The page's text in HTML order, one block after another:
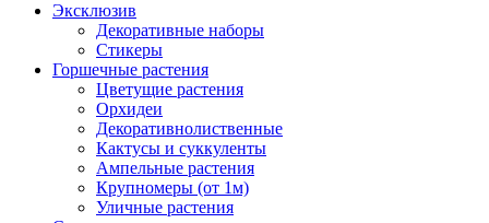
Эксклюзив
Декоративные наборы
Стикеры
Горшечные растения
Цветущие растения
Орхидеи
Декоративнолиственные
Кактусы и суккуленты
Ампельные растения
Крупномеры (от 1м)
Уличные растения